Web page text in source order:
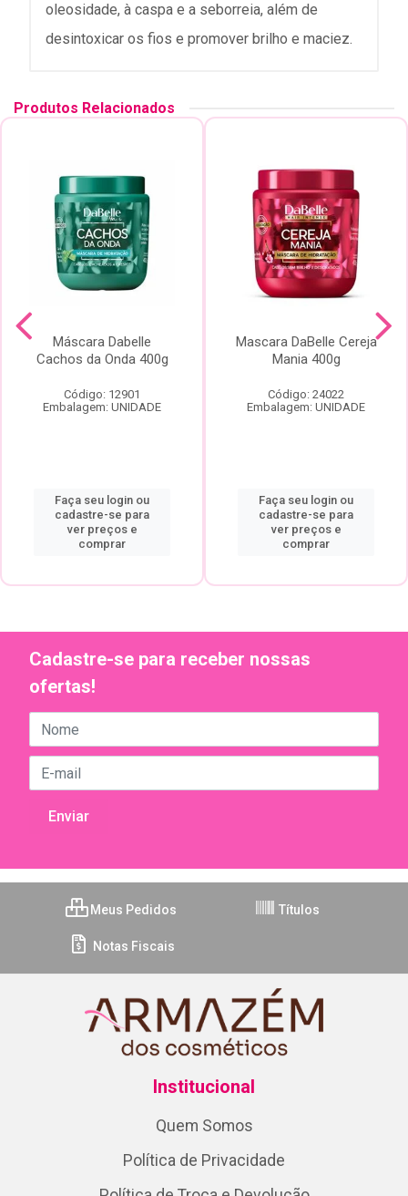
oleosidade, à caspa e a seborreia, além de
desintoxicar os fios e promover brilho e maciez.
Produtos Relacionados
Máscara Dabelle
Cachos da Onda 400g
Código: 12901
Embalagem: UNIDADE
Faça seu login ou
cadastre-se para
ver preços e
comprar
Mascara DaBelle Cereja
Mania 400g
Código: 24022
Embalagem: UNIDADE
Faça seu login ou
cadastre-se para
ver preços e
comprar
Cadastre-se para receber nossas
ofertas!
Meus Pedidos Títulos
Notas Fiscais
Institucional
Quem Somos
Política de Privacidade